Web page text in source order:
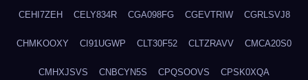
CEHI7ZEH CELY834R CGA098FG CGEVTRIW CGRLSVJ8
CHMKOOXY CI91UGWP CLT30F52 CLTZRAVV CMCA20S0
CMHXJSVS CNBCYN5S CPQSOOVS CPSK0XQA